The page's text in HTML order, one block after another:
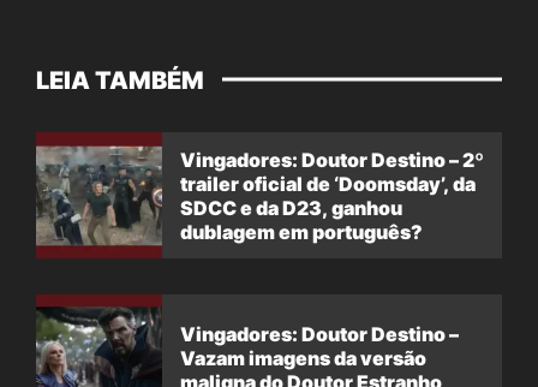
LEIA TAMBÉM
Vingadores: Doutor Destino – 2º
trailer oficial de ‘Doomsday’, da
SDCC e da D23, ganhou
dublagem em português?
Vingadores: Doutor Destino –
Vazam imagens da versão
maligna do Doutor Estranho